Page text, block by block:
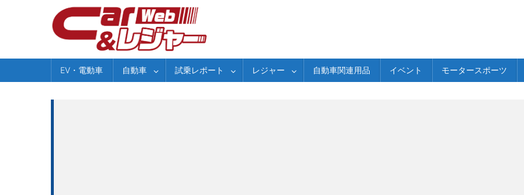
EV・電動車 自動車 試乗レポート レジャー 自動車関連用品 イベント モータースポーツ